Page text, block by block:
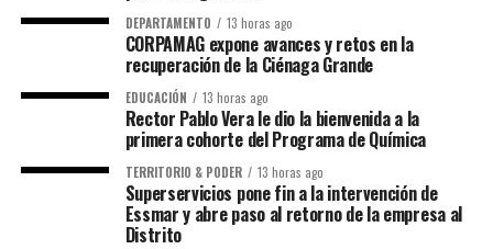
DEPARTAMENTO 13 horas ago
CORPAMAG expone avances y retos en la
recuperación de la Ciénaga Grande
EDUCACIÓN 13 horas ago
Rector Pablo Vera le dio la bienvenida a la
primera cohorte del Programa de Química
TERRITORIO & PODER 13 horas ago
Superservicios pone fin a la intervención de
Essmar y abre paso al retorno de la empresa al
Distrito